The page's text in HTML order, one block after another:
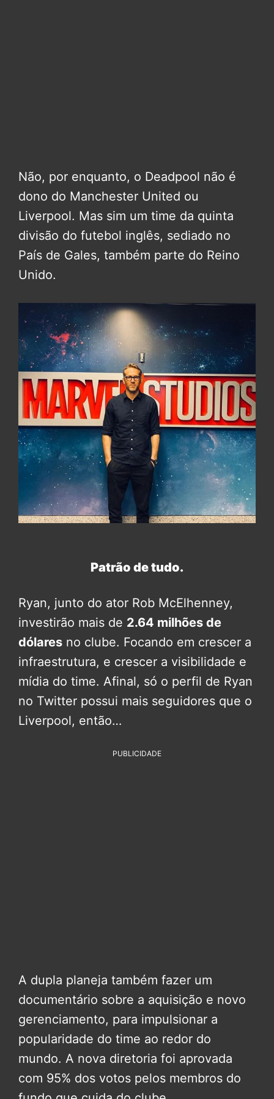
Não, por enquanto, o Deadpool não é
dono do Manchester United ou
Liverpool. Mas sim um time da quinta
divisão do futebol inglês, sediado no
País de Gales, também parte do Reino
Unido.
Patrão de tudo.
Ryan, junto do ator Rob McElhenney,
investirão mais de 2.64 milhões de
dólares no clube. Focando em crescer a
infraestrutura, e crescer a visibilidade e
mídia do time. Afinal, só o perfil de Ryan
no Twitter possui mais seguidores que o
Liverpool, então…
PUBLICIDADE
A dupla planeja também fazer um
documentário sobre a aquisição e novo
gerenciamento, para impulsionar a
popularidade do time ao redor do
mundo. A nova diretoria foi aprovada
com 95% dos votos pelos membros do